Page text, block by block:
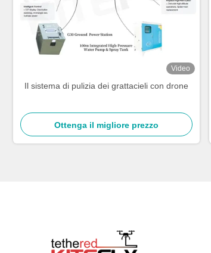
Video
Il sistema di pulizia dei grattacieli con drone
Ottenga il migliore prezzo